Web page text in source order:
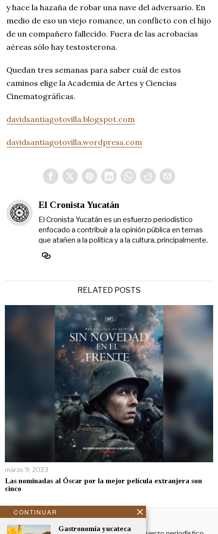
y hace la hazaña de robar una nave del adversario. En
medio de eso un viejo romance, un conflicto con el hijo
de un compañero fallecido. Fuera de las acrobacias
aéreas sólo hay testosterona.
Quedan tres semanas para saber cuál de estos
caminos elige la Academia de Artes y Ciencias
Cinematográficas.
davidsantiagotovilla.blogspot.com
davidsantiagotovilla.wordpress.com
El Cronista Yucatán
El Cronista Yucatán es un esfuerzo periodístico
enfocado a contribuir a la opinión pública en temas
que atañen a la política y a la cultura, principalmente.
RELATED POSTS
marzo 9, 2023
Las nominadas al Óscar por la mejor película extranjera son
cinco
NOSOTROS
CONTINUAR
Gastronomía yucateca